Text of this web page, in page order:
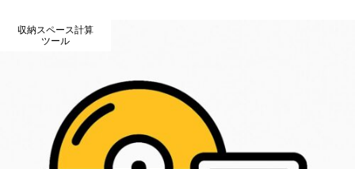
収納スペース計算
ツール